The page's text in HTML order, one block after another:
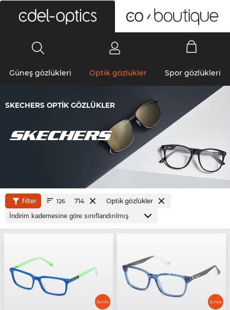
Güneş gözlükleri Optik gözlükler Spor gözlükleri
SKECHERS OPTIK GÖZLÜKLER
filter 126 714 Optik gözlükler